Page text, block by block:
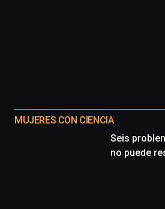
MUJERES CON CIENCIA
Seis
no puede